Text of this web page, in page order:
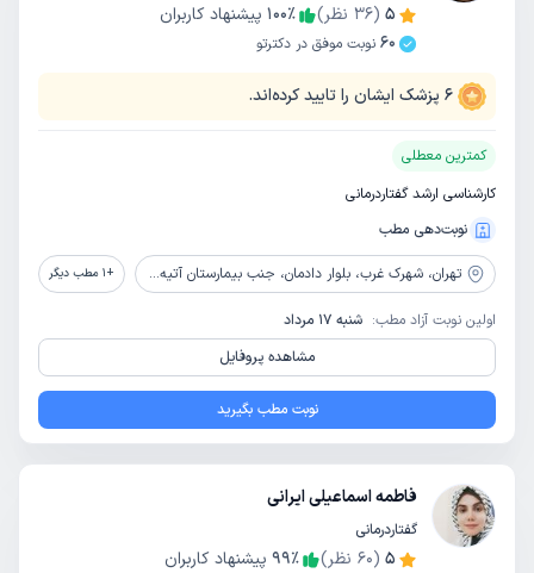
5
(
36 نظر) 100٪
پیشنهاد کاربران
60 نوبت موفق در دکترتو
6 پزشک ایشان را تایید کرده‌اند.
کمترین معطلی
کارشناسی ارشد گفتاردرمانی
نوبت‌دهی مطب
تهران، شهرک غرب، بلوار دادمان، جنب بیمارستان آتیه، ساختمان پزشکان جم، طبقه سوم، واحد 5 +
1 مطب دیگر
اولین نوبت آزاد مطب: شنبه 17 مرداد
مشاهده پروفایل
نوبت مطب بگیرید
فاطمه اسماعیلی ایرانی
گفتاردرمانی
5
(
60 نظر) 99٪
پیشنهاد کاربران